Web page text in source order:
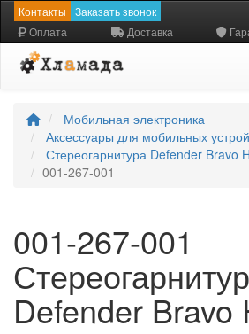
Контакты Заказать звонок
Оплата Доставка
Мобильная электроника
Аксессуары для мобильных
Стереогарнитура Defender Bravo
001-267-001
001-267-001
Defender Bravo